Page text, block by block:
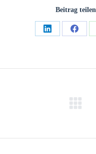
Beitrag teilen